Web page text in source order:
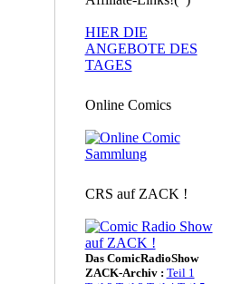
HIER DIE
ANGEBOTE DES
TAGES
Online Comics
CRS auf ZACK !
Das ComicRadioShow
ZACK-Archiv : Teil 1